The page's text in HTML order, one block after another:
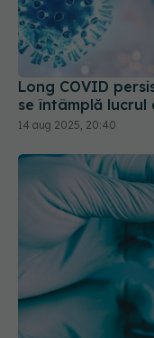
Long COVID
se întâmplă lucrul
14 aug 2025, 20:40
Noile vaccinuri
pentru